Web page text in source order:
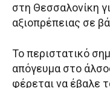
στη Θεσσαλονίκη
αξιοπρέπειας σε
Το περιστατικό
απόγευμα στο
φέρεται να έβαλε